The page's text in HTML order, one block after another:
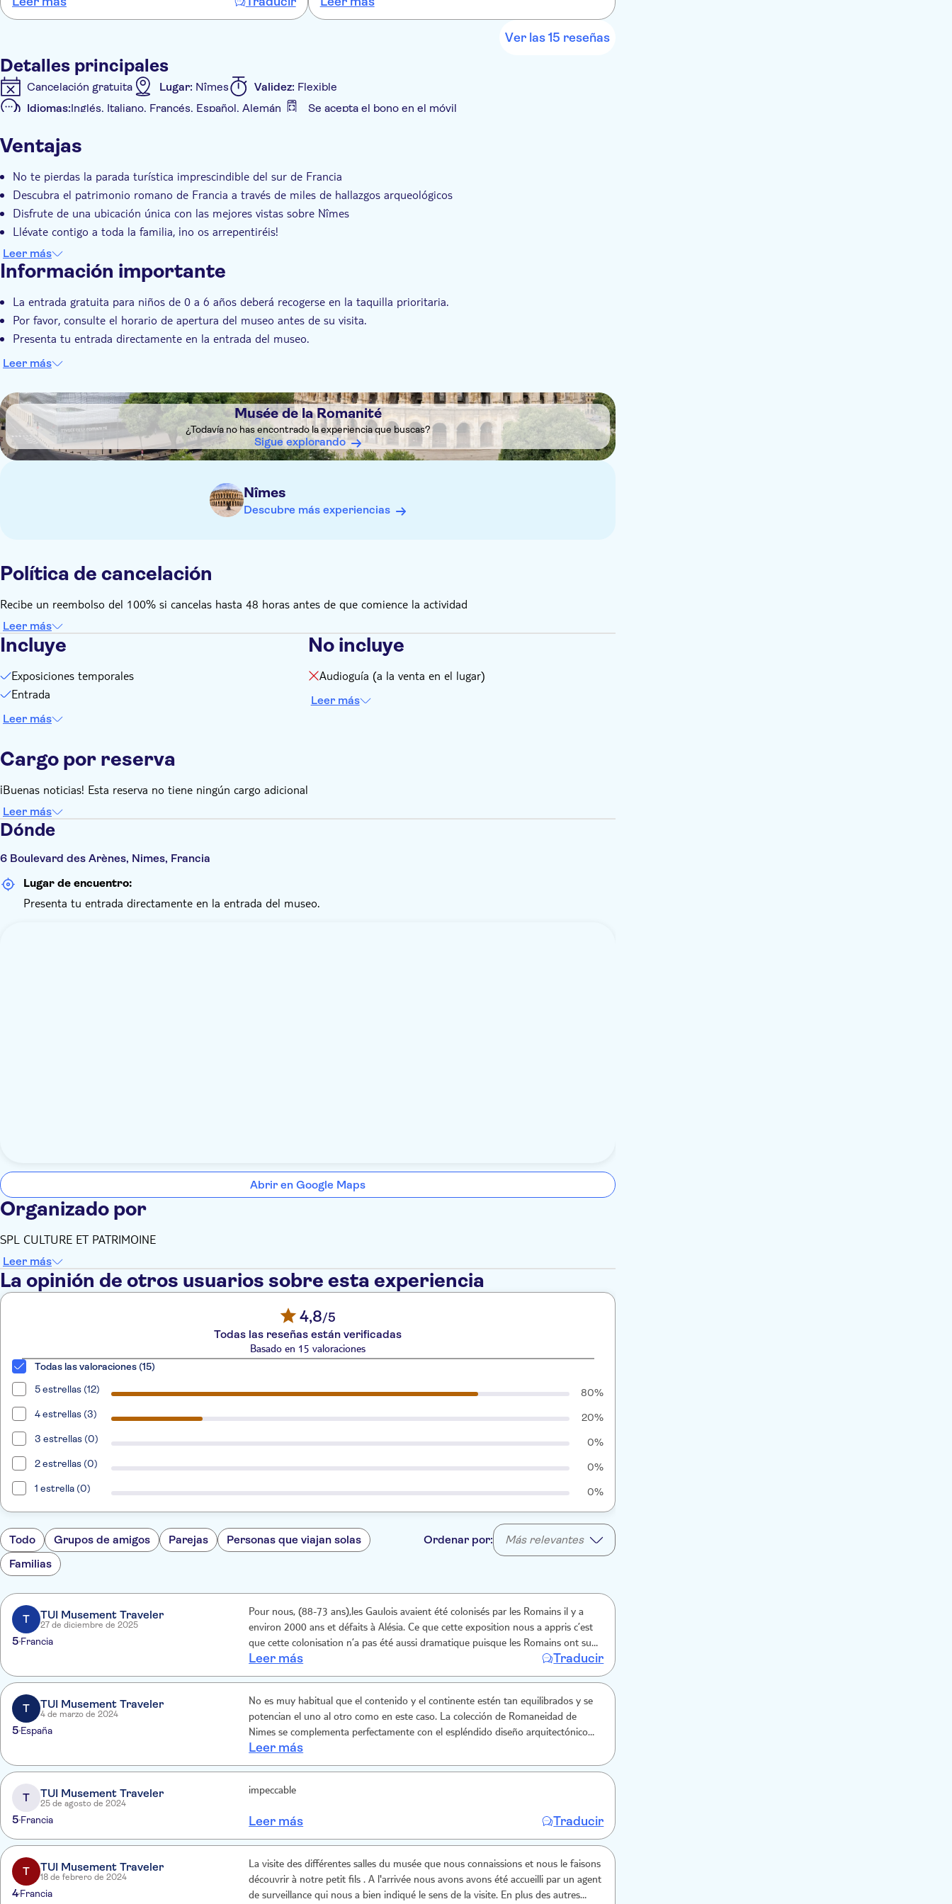
aussi dramatique puisque les Romains ont su élever les Gaulois
les plus billants dans la société !
perfectamente con el espléndido diseño arquitectónico ideado
por Norman Foster.
Ver las 15 reseñas
Detalles principales
Cancelación gratuita Lugar: Nîmes Validez: Flexible
Idiomas:Inglés, Italiano, Francés, Español, Alemán Se acepta el bono en el móvil
Confirmación al momento
Ventajas
No te pierdas la parada turística imprescindible del sur de Francia
Descubra el patrimonio romano de Francia a través de miles de hallazgos arqueológicos
Disfrute de una ubicación única con las mejores vistas sobre Nîmes
Llévate contigo a toda la familia, ¡no os arrepentiréis!
Ahorra tiempo y aprovecha al máximo tu estancia con el acceso sin colas
Leer más
Información importante
La entrada gratuita para niños de 0 a 6 años deberá recogerse en la taquilla prioritaria.
Por favor, consulte el horario de apertura del museo antes de su visita.
Presenta tu entrada directamente en la entrada del museo.
Leer más
DSA1Musée de la Romanité
Musée de la Romanité
¿Todavía no has encontrado la experiencia que buscas?
Sigue explorando
Nîmes
Descubre más experiencias
Política de cancelación
Recibe un reembolso del 100% si cancelas hasta 48 horas antes de que comience la actividad
Leer más
Incluye
Exposiciones temporales
Entrada
Leer más
No incluye
Audioguía (a la venta en el lugar)
Leer más
Cargo por reserva
¡Buenas noticias! Esta reserva no tiene ningún cargo adicional
Leer más
Dónde
6 Boulevard des Arènes, Nimes, Francia
Lugar de encuentro:
Presenta tu entrada directamente en la entrada del museo.
Abrir en Google Maps
Organizado por
SPL CULTURE ET PATRIMOINE
Leer más
La opinión de otros usuarios sobre esta experiencia
4,8/5
Todas las reseñas están verificadas
Basado en 15 valoraciones
Todas las valoraciones (15)
5 estrellas (12)
80%
4 estrellas (3)
20%
3 estrellas (0)
0%
2 estrellas (0)
0%
1 estrella (0)
0%
Todo Grupos de amigos Parejas
Personas que viajan solas
Familias
Ordenar por: Más relevantes
T TUI Musement Traveler
27 de diciembre de 2025
5 Francia
Pour nous, (88-73 ans),les Gaulois avaient été colonisés par les Romains il y a
environ 2000 ans et défaits à Alésia. Ce que cette exposition nous a appris c’est
que cette colonisation n’a pas été aussi dramatique puisque les Romains ont su
élever les Gaulois les plus billants dans la société !
Leer más Traducir
T TUI Musement Traveler
4 de marzo de 2024
5 España
No es muy habitual que el contenido y el continente estén tan equilibrados y se
potencian el uno al otro como en este caso. La colección de Romaneidad de
Nimes se complementa perfectamente con el espléndido diseño arquitectónico
ideado por Norman Foster.
Leer más
T TUI Musement Traveler
25 de agosto de 2024
5 Francia
impeccable
Leer más Traducir
T TUI Musement Traveler
18 de febrero de 2024
4Francia
La visite des différentes salles du musée que nous connaissions et nous le faisons
découvrir à notre petit fils . A l'arrivée nous avons avons été accueilli par un agent
de surveillance qui nous a bien indiqué le sens de la visite. En plus des autres